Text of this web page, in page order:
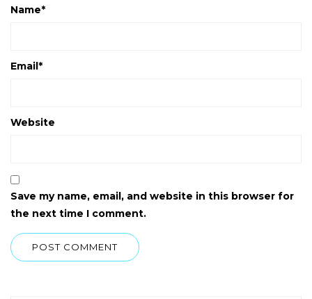
Name*
Email*
Website
Save my name, email, and website in this browser for
the next time I comment.